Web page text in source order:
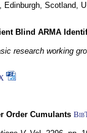
Edinburgh, Scotland,
Blind ARMA
research working
Order Cumulants